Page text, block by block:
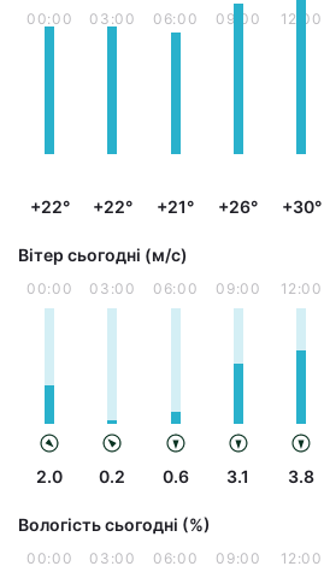
00:00
+22°
03:00
+22°
06:00
+21°
09:00
+26°
12:00
+30°
Вітер сьогодні (м/с)
00:00
2.0
03:00
0.2
06:00
0.6
09:00
3.1
12:00
3.8
Вологість сьогодні (%)
00:00 03:00 06:00 09:00 12:00